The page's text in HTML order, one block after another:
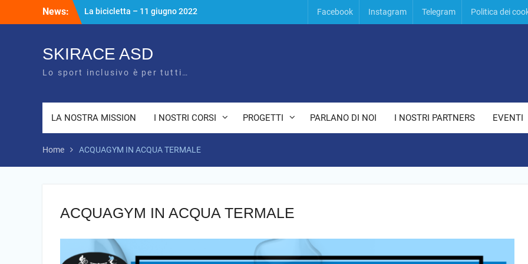
News:
La bicicletta – 11 giugno 2022
Unisciti al nostro canale telegram
a Bazzano (PR) – 24 Luglio 2022
Facebook Instagram Telegram Politica dei
SKIRACE ASD
Lo sport inclusivo è per tutti…
LA NOSTRA MISSION I NOSTRI CORSI PROGETTI PARLANO DI NOI I NOSTRI PARTNERS EVENTI
Home ACQUAGYM IN ACQUA TERMALE
ACQUAGYM IN ACQUA TERMALE